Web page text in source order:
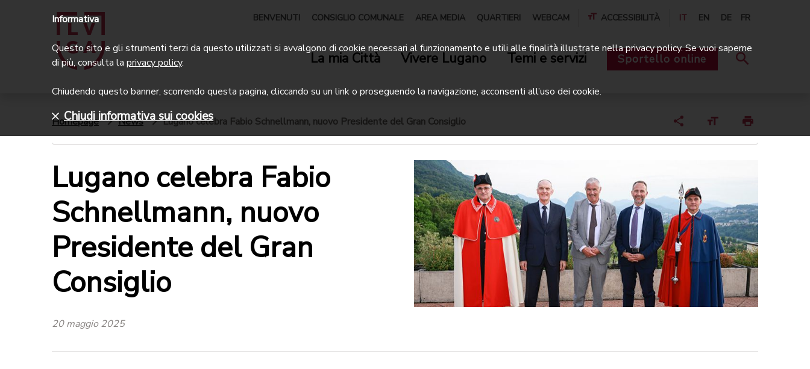
BENVENUTI CONSIGLIO COMUNALE AREA MEDIA QUARTIERI WEBCAM ACCESSIBILITÀ IT EN DE FR
La mia Città Vivere Lugano Temi e servizi Sportello online
Homepage News Lugano celebra Fabio Schnellmann, nuovo Presidente del Gran Consiglio
Lugano celebra Fabio
Schnellmann, nuovo
Presidente del Gran
Consiglio
20 maggio 2025
Informativa
Questo sito e gli strumenti terzi da questo utilizzati si avvalgono di cookie necessari al funzionamento e utili alle finalità illustrate nella privacy policy. Se vuoi saperne
di più, consulta la privacy policy.
Chiudendo questo banner, scorrendo questa pagina, cliccando su un link o proseguendo la navigazione, acconsenti all’uso dei cookie.
Chiudi informativa sui cookies